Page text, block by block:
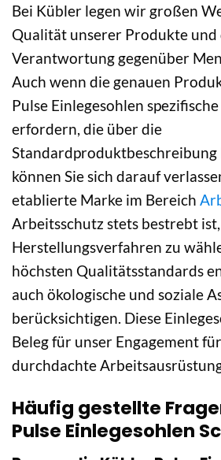
Bei Kübler legen wir großen
Qualität unserer Produkte und
Verantwortung gegenüber
Auch wenn die genauen
Pulse Einlegesohlen
erfordern, die über die
Standardproduktbeschreibung
können Sie sich darauf
etablierte Marke im Bereich
Arbeitsschutz stets bestrebt
Herstellungsverfahren zu
höchsten Qualitätsstandards
auch ökologische und soziale
berücksichtigen. Diese
Beleg für unser Engagement
durchdachte
Häufig gestellte
Pulse Einlegesohlen